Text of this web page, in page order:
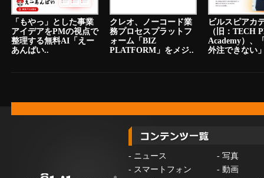
「もやっ」とした事業
アイデアをPMの視点で
整理する無料AI「えー
あんばい..
クレオ、ノーコード業
務プロセスプラットフ
ォーム「BIZ
PLATFORM」をメジ..
ビルスピアカ
（旧：TECH
Academy）、
外注できない
- ニュース - 写真
- スマートフォン - 動画